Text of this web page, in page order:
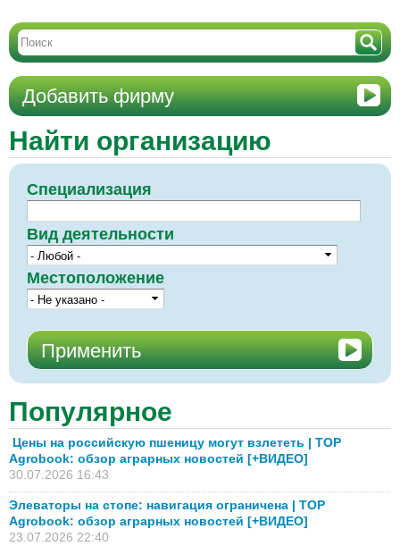
Добавить фирму
Найти организацию
Специализация
Вид деятельности
Местоположение
Популярное
Цены на российскую пшеницу могут взлететь | TOP
Agrobook: обзор аграрных новостей [+ВИДЕО]
30.07.2026 16:43
Элеваторы на стопе: навигация ограничена | TOP
Agrobook: обзор аграрных новостей [+ВИДЕО]
23.07.2026 22:40